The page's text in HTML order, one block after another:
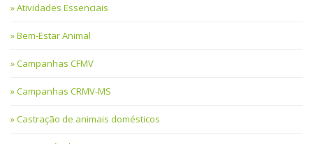
Atividades Essenciais
Bem-Estar Animal
Campanhas CFMV
Campanhas CRMV-MS
Castração de animais domésticos